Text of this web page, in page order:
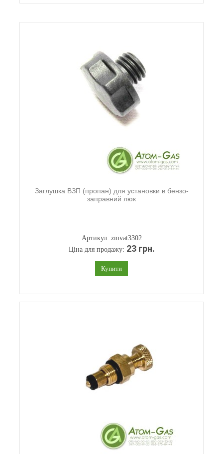
Заглушка ВЗП (пропан) для установки в бензо-
заправний люк
Артикул: zmvat3302
Ціна для продажу: 23 грн.
Купити